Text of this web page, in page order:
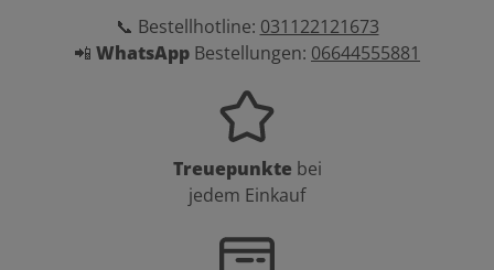
📞 Bestellhotline: 031122121673
📲 WhatsApp Bestellungen: 06644555881
Treuepunkte bei
jedem Einkauf